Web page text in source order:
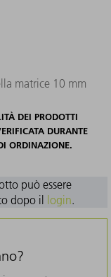
matrice 10 mm
DEI PRODOTTI
DURANTE
ORDINAZIONE.
può essere
dopo il
login.